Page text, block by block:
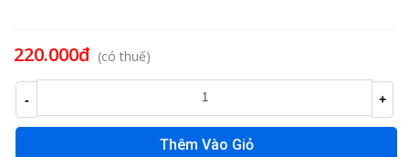
220.000đ (có thuế)
- +
Thêm Vào Giỏ